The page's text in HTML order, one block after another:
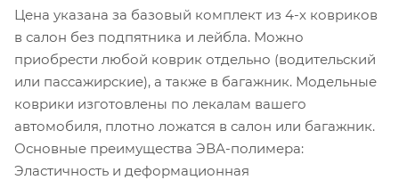
Цена указана за базовый комплект из 4-х ковриков
в салон без подпятника и лейбла. Можно
приобрести любой коврик отдельно (водительский
или пассажирские), а также в багажник. Модельные
коврики изготовлены по лекалам вашего
автомобиля, плотно ложатся в салон или багажник.
Основные преимущества ЭВА-полимера:
Эластичность и деформационная